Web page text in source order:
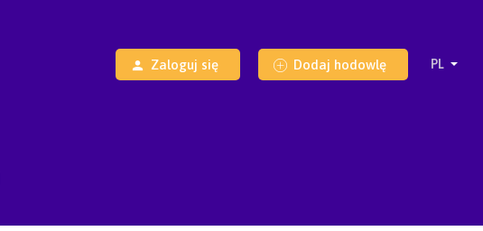
Zaloguj się Dodaj hodowlę